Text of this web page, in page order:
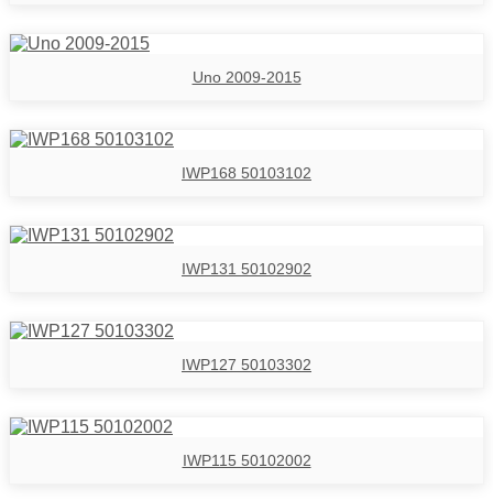
Uno 2009-2015
IWP168 50103102
IWP131 50102902
IWP127 50103302
IWP115 50102002